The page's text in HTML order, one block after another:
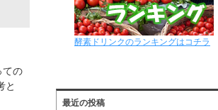
ての
と
酵素ドリンクのランキングはコチラ
最近の投稿